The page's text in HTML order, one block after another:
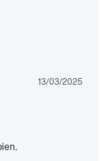
13/03/2025